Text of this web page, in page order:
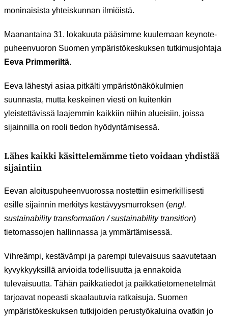
moninaisista yhteiskunnan ilmiöistä.
Maanantaina 31. lokakuuta pääsimme kuulemaan keynote-
puheenvuoron Suomen ympäristökeskuksen tutkimusjohtaja
Eeva Primmeriltä.
Eeva lähestyi asiaa pitkälti ympäristönäkökulmien
suunnasta, mutta keskeinen viesti on kuitenkin
yleistettävissä laajemmin kaikkiin niihin alueisiin, joissa
sijainnilla on rooli tiedon hyödyntämisessä.
Lähes kaikki käsittelemämme tieto voidaan yhdistää
sijaintiin
Eevan aloituspuheenvuorossa nostettiin esimerkillisesti
esille sijainnin merkitys kestävyysmurroksen (engl.
sustainability transformation / sustainability transition)
tietomassojen hallinnassa ja ymmärtämisessä.
Vihreämpi, kestävämpi ja parempi tulevaisuus saavutetaan
kyvykkyyksillä arvioida todellisuutta ja ennakoida
tulevaisuutta. Tähän paikkatiedot ja paikkatietomenetelmät
tarjoavat nopeasti skaalautuvia ratkaisuja. Suomen
ympäristökeskuksen tutkijoiden perustyökaluina ovatkin jo